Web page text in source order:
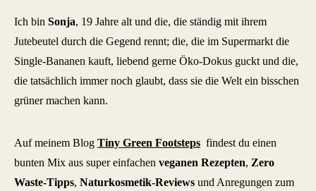
Ich bin Sonja, 19 Jahre alt und die, die ständig mit ihrem
Jutebeutel durch die Gegend rennt; die, die im Supermarkt die
Single-Bananen kauft, liebend gerne Öko-Dokus guckt und die,
die tatsächlich immer noch glaubt, dass sie die Welt ein bisschen
grüner machen kann.
Auf meinem Blog Tiny Green Footsteps findest du einen
bunten Mix aus super einfachen veganen Rezepten, Zero
Waste-Tipps, Naturkosmetik-Reviews und Anregungen zum